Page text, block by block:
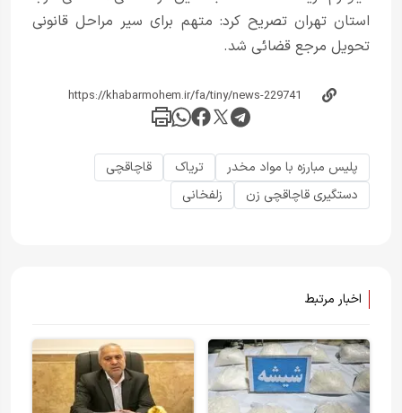
استان تهران تصریح کرد: متهم برای سیر مراحل قانونی
تحویل مرجع قضائی شد.
پلیس مبارزه با مواد مخدر تریاک
قاچاقچی
دستگیری قاچاقچی زن
زلفخانی
اخبار مرتبط